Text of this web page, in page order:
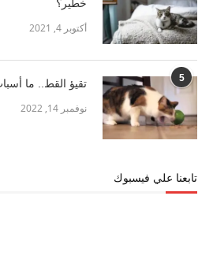
خطير؟
أكتوبر 4, 2021
5 تقيؤ القط.. ما
نوفمبر 14, 2022
تابعنا علي فيسبوك